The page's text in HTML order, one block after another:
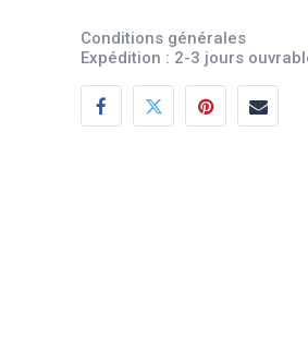
Conditions générales
Expédition : 2-3 jours